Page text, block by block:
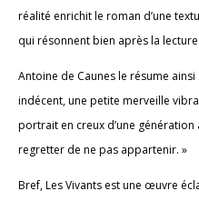
réalité enrichit le roman d’une
qui résonnent bien après la lecture.
Antoine de Caunes le résume
indécent, une petite merveille
portrait en creux d’une
regretter de ne pas appartenir. »
Bref, Les Vivants est une œuvre